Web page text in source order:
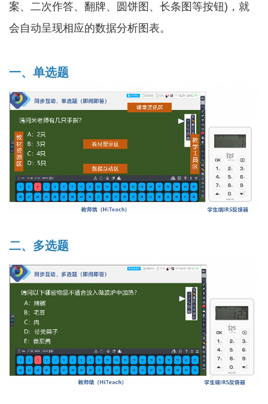
案、二次作答、翻牌、圆饼图、长条图等按钮)，就
会自动呈现相应的数据分析图表。
一、单选题
二、多选题